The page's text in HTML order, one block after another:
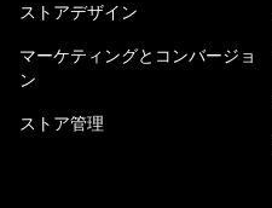
ストアデザイン
マーケティングとコンバージョ
ン
ストア管理